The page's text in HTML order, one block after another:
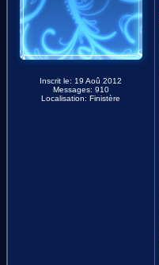
Inscrit le: 19 Aoû 2012
Messages: 910
Localisation: Finistère